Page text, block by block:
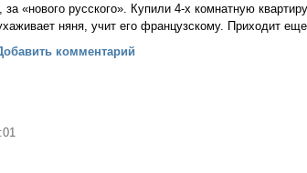
«нового русского». Купили 4-х комнатную
няня, учит его французскому. Приходит
комментарий